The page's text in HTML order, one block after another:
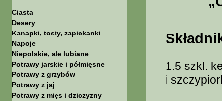
Ciasta
Desery
Kanapki, tosty, zapiekanki
Napoje
Niepolskie, ale lubiane
Potrawy jarskie i półmięsne
Potrawy z grzybów
Potrawy z jaj
Potrawy z mięs i dziczyzny
1.5 szkl.
i